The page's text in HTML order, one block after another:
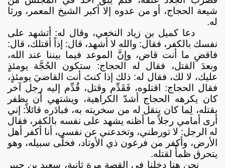
شيعة الحجاج، أو من عدوه إلا أكبر الشيخ المعمر، ورثا
له.
دعا كميل بن زياد النخعي، وقال له: أتشهد على
نفسك بالكفر، فقال: والله لا أشهد، قال: إذاً أقتلك، قال:
فاقضِ ما أنت قاض، وإنَّ الموعد فيما بيننا عند الله،
وبعدَ القتل، فقال له الحجاج: ستكون الحُجَّة يومئذٍ
عليك، لا لك، فقال له: ذلك إذا كنتَ أنت القاضيَ يومئذٍ،
فقال الحجاج: اقتلوه، فَقَدِّم وقتل، قُدِّم إليه رجل آخر
كان يكرهه الحجاج أشدّ الكراهية، ويشتهي أن يظفر
بقتله، لِما كان ينقل له من سخريته به، فبادَره قائلاً: إني
أرى أمامي رجلاً ما أظنه يشهد على نفسه بالكفر، فقال
له الرجل: لا تورطني، وتخدعني عن نفسي، أنا أكفر أهل
الأرض، وأكفر من فرعون ذي الأوتاد، فخلّى سبيله، وهو
يتحرق ظمأً لقتله.
نحن هنا دخلنا في القصة مرة ثانية، سعيد بن جبير